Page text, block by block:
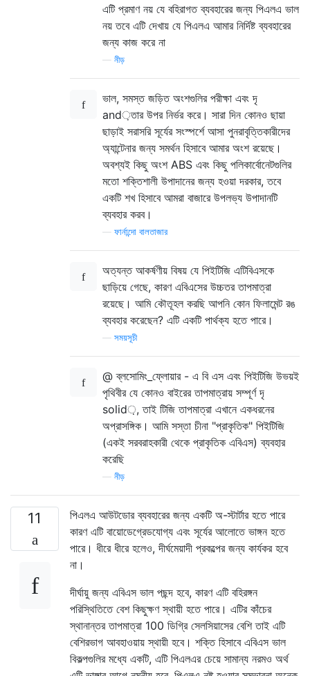
এটি প্রমাণ নয় যে বহিরাগত ব্যবহারের জন্য পিএলএ ভাল
নয় তবে এটি দেখায় যে পিএলএ আমার নির্দিষ্ট ব্যবহারের
জন্য কাজ করে না
নীড়
ভাল, সমস্ত জড়িত অংশগুলির পরীক্ষা এবং দৃ
and়তার উপর নির্ভর করে। সারা দিন কোনও ছায়া
ছাড়াই সরাসরি সূর্যের সংস্পর্শে আসা পুনরাবৃত্তিকারীদের
অ্যান্টেনার জন্য সমর্থন হিসাবে আমার অংশ রয়েছে।
অবশ্যই কিছু অংশ ABS এবং কিছু পলিকার্বোনেটগুলির
মতো শক্তিশালী উপাদানের জন্য হওয়া দরকার, তবে
একটি শখ হিসাবে আমরা বাজারে উপলভ্য উপাদানটি
ব্যবহার করব।
ফার্নান্দো বালতাজার
অত্যন্ত আকর্ষণীয় বিষয় যে পিইটিজি এটিবিএসকে
ছাড়িয়ে গেছে, কারণ এবিএসের উচ্চতর তাপমাত্রা
রয়েছে। আমি কৌতূহল করছি আপনি কোন ফিলামেন্ট রঙ
ব্যবহার করেছেন? এটি একটি পার্থক্য হতে পারে।
সময়সূচী
@ ব্লসোমিং_ফ্লোয়ার - এ বি এস এবং পিইটিজি উভয়ই
পৃথিবীর যে কোনও বাইরের তাপমাত্রায় সম্পূর্ণ দৃ
solid়, তাই টিজি তাপমাত্রা এখানে একধরনের
অপ্রাসঙ্গিক। আমি সস্তা চীনা "প্রাকৃতিক" পিইটিজি
(একই সরবরাহকারী থেকে প্রাকৃতিক এবিএস) ব্যবহার
করেছি
নীড়
11
পিএলএ আউটডোর ব্যবহারের জন্য একটি অ-স্টার্টার হতে পারে
কারণ এটি বায়োডেগ্রেডযোগ্য এবং সূর্যের আলোতে ভাঙ্গন হতে
পারে। ধীরে ধীরে হলেও, দীর্ঘমেয়াদী প্রকল্পের জন্য কার্যকর হবে
না।
দীর্ঘায়ু জন্য এবিএস ভাল পছন্দ হবে, কারণ এটি বহিরঙ্গন
পরিস্থিতিতে বেশ কিছুক্ষণ স্থায়ী হতে পারে। এটির কাঁচের
স্থানান্তর তাপমাত্রা 100 ডিগ্রি সেলসিয়াসের বেশি তাই এটি
বেশিরভাগ আবহাওয়ায় স্থায়ী হবে। শক্তি হিসাবে এবিএস ভাল
বিকল্পগুলির মধ্যে একটি, এটি পিএলএর চেয়ে সামান্য নরমও অর্থ